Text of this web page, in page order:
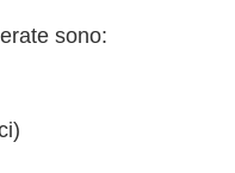
sono: